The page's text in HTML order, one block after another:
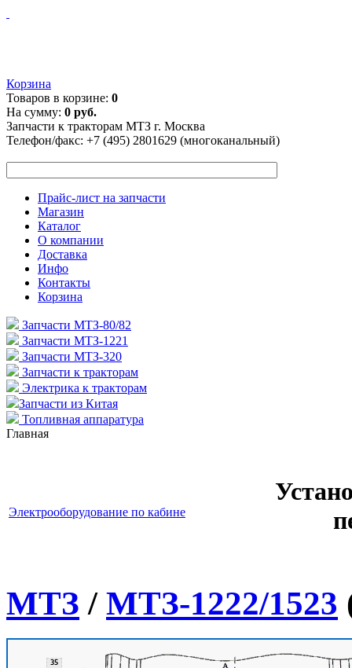
Корзина
Товаров в корзине: 0
На сумму: 0 руб.
Запчасти к тракторам МТЗ г. Москва
Телефон/факс: +7 (495) 2801629 (многоканальный)
Прайс-лист на запчасти
Магазин
Каталог
О компании
Доставка
Инфо
Контакты
Корзина
Запчасти МТЗ-80/82
Запчасти МТЗ-1221
Запчасти МТЗ-320
Запчасти к тракторам
Электрика к тракторам
Запчасти из Китая
Топливная аппаратура
Главная
Электрооборудование по кабине
МТЗ / МТЗ-1222/1523
35